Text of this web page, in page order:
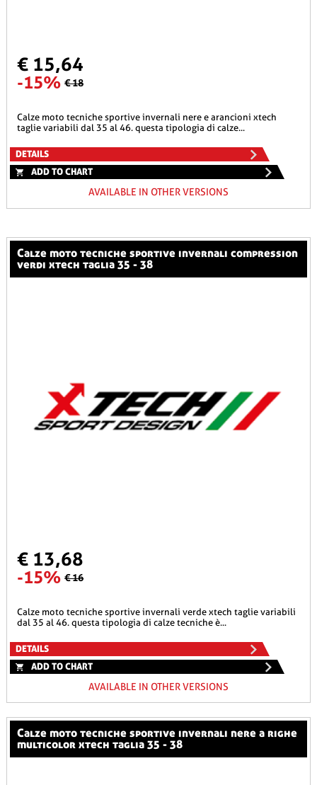
€ 15,64
-15% € 18
calze moto tecniche sportive invernali nere e arancioni xtech
taglie variabili dal 35 al 46. questa tipologia di calze...
DETAILS
ADD TO CHART
AVAILABLE IN OTHER VERSIONS
calze moto tecniche sportive invernali compression
verdi xtech taglia 35 - 38
€ 13,68
-15% € 16
calze moto tecniche sportive invernali verde xtech taglie variabili
dal 35 al 46. questa tipologia di calze tecniche è...
DETAILS
ADD TO CHART
AVAILABLE IN OTHER VERSIONS
calze moto tecniche sportive invernali nere a righe
multicolor xtech taglia 35 - 38